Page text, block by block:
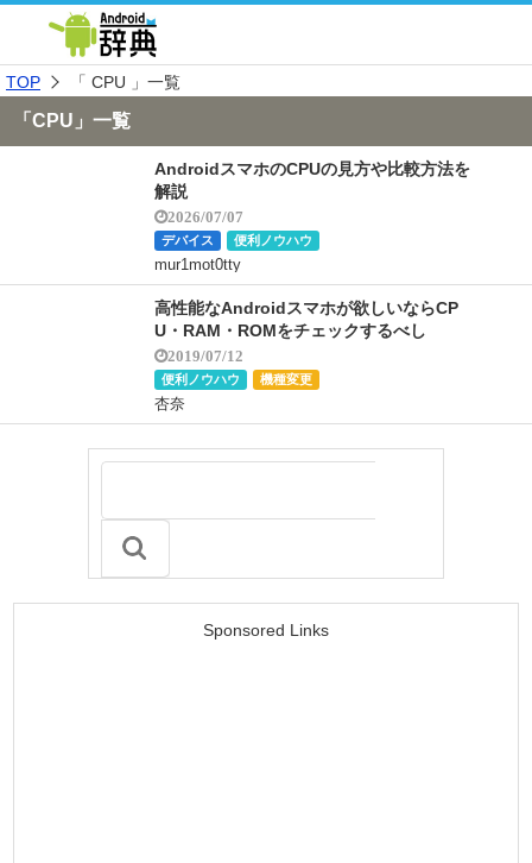
TOP 「 CPU 」一覧
「CPU」一覧
AndroidスマホのCPUの見方や比較方法を
解説
2026/07/07
デバイス 便利ノウハウ
mur1mot0tty
高性能なAndroidスマホが欲しいならCP
U・RAM・ROMをチェックするべし
2019/07/12
便利ノウハウ 機種変更
杏奈
Sponsored Links